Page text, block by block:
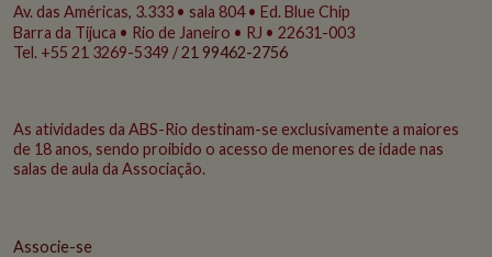
Av. das Américas, 3.333 • sala 804 • Ed. Blue Chip
Barra da Tijuca • Rio de Janeiro • RJ • 22631-003
Tel. +55 21 3269-5349 /21 99462-2756
As atividades da ABS-Rio destinam-se exclusivamente a maiores
de 18 anos, sendo proibido o acesso de menores de idade nas
salas de aula da Associação.
Associe-se